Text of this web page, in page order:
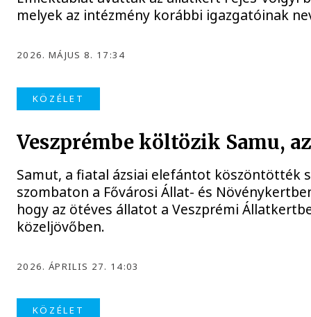
melyek az intézmény korábbi igazgatóinak
2026. MÁJUS 8. 17:34
KÖZÉLET
Veszprémbe költözik Samu,
Samut, a fiatal ázsiai elefántot köszöntötték
szombaton a Fővárosi Állat- és
hogy az ötéves állatot a Veszprémi
közeljövőben.
2026. ÁPRILIS 27. 14:03
KÖZÉLET